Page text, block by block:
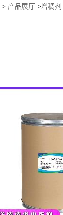
> 产品展厅 >增稠剂